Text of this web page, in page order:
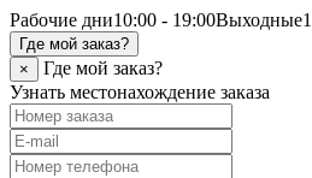
Рабочие дни10:00 - 19:00Выходные
Где мой заказ?
×
Где мой заказ?
Узнать местонахождение заказа